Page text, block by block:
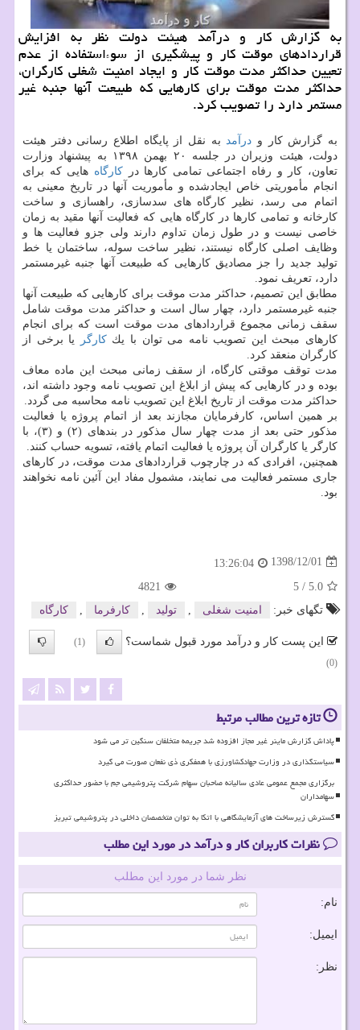
به گزارش كار و درآمد هیئت دولت نظر به افزایش
قراردادهای موقت كار و پیشگیری از سوءاستفاده از عدم
تعیین حداكثر مدت موقت كار و ایجاد امنیت شغلی كارگران،
حداكثر مدت موقت برای كارهایی كه طبیعت آنها جنبه غیر
مستمر دارد را تصویب كرد.
به گزارش كار و درآمدبه نقل از پایگاه اطلاع رسانی دفتر هیئت
دولت، هیئت وزیران در جلسه ۲۰ بهمن ۱۳۹۸ به پیشنهاد وزارت
تعاون، كار و رفاه اجتماعی تمامی كارها دركارگاه هایی كه برای
انجام مأموریتی خاص ایجادشده و مأموریت آنها در تاریخ معینی به
اتمام می رسد، نظیر كارگاه های سدسازی، راهسازی و ساخت
كارخانه و تمامی كارها در كارگاه هایی كه فعالیت آنها مقید به زمان
خاصی نیست و در طول زمان تداوم دارند ولی جزو فعالیت ها و
وظایف اصلی كارگاه نیستند، نظیر ساخت سوله، ساختمان یا خط
تولید جدید را جز مصادیق كارهایی كه طبیعت آنها جنبه غیرمستمر
دارد، تعریف نمود.
مطابق این تصمیم، حداكثر مدت موقت برای كارهایی كه طبیعت آنها
جنبه غیرمستمر دارد، چهار سال است و حداكثر مدت موقت شامل
سقف زمانی مجموع قراردادهای مدت موقت است كه برای انجام
كارهای مبحث این تصویب نامه می توان با یككارگر
یا برخی از
كارگران منعقد كرد.
مدت توقف موقتی كارگاه، از سقف زمانی مبحث این ماده معاف
بوده و در كارهایی كه پیش از ابلاغ این تصویب نامه وجود داشته اند،
حداكثر مدت موقت از تاریخ ابلاغ این تصویب نامه محاسبه می گردد.
بر همین اساس، كارفرمایان مجازند بعد از اتمام پروژه یا فعالیت
مذكور حتی بعد از مدت چهار سال مذكور در بندهای (۲) و (۳)، با
كارگر یا كارگران آن پروژه یا فعالیت اتمام یافته، تسویه حساب كنند.
همچنین، افرادی كه در چارچوب قراردادهای مدت موقت، در كارهای
جاری مستمر فعالیت می نمایند، مشمول مفاد این آئین نامه نخواهند
بود.
1398/12/01
13:26:04
5.0
/
5
4821
تگهای خبر:
امنیت شغلی تولید كارفرما كارگاه
این پست کار و درآمد مورد قبول شماست؟
(1)
(0)
تازه ترین مطالب مرتبط
پاداش گزارش ماینر غیر مجاز افزوده شد جریمه متخلفان سنگین تر می شود
سیاستگذاری در وزارت جهادکشاورزی با همفکری ذی نفعان صورت می گیرد
برگزاری مجمع عمومی عادی سالیانه صاحبان سهام شرکت پتروشیمی جم با حضور حداکثری
سهامداران
گسترش زیرساخت های آزمایشگاهی با اتکا به توان متخصصان داخلی در پتروشیمی تبریز
نظرات کاربران کار و درآمد در مورد این مطلب
نظر شما در مورد این مطلب
نام:
ایمیل:
نظر: